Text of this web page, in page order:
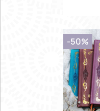
-50%